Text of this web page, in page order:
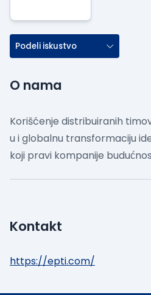
Podeli iskustvo
O nama
Korišćenje distribuiranih
u i globalnu transformaciju
koji pravi kompanije
Kontakt
https://epti.com/